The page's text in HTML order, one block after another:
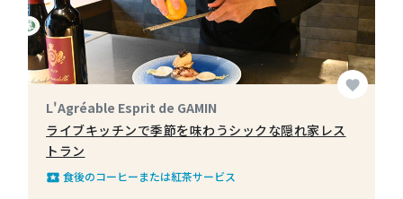
favorite
L'Agréable Esprit de GAMIN
ライブキッチンで季節を味わうシックな隠れ家レス
トラン
local_play 食後のコーヒーまたは紅茶サービス